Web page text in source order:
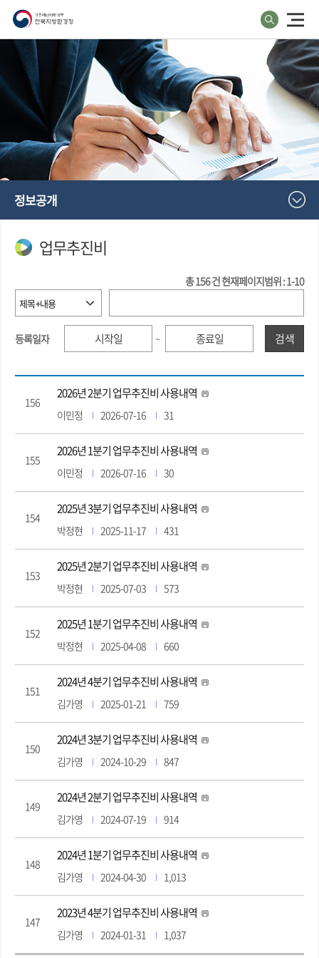
정보공개
업무추진비
총156건현재페이지범위 : 1-10
등록일자 ~ 검색
156
2026년 2분기 업무추진비 사용내역
이민정 2026-07-16 31
155
2026년 1분기 업무추진비 사용내역
이민정 2026-07-16 30
154
2025년 3분기 업무추진비 사용내역
박정현 2025-11-17 431
153
2025년 2분기 업무추진비 사용내역
박정현 2025-07-03 573
152
2025년 1분기 업무추진비 사용내역
박정현 2025-04-08 660
151
2024년 4분기 업무추진비 사용내역
김가영 2025-01-21 759
150
2024년 3분기 업무추진비 사용내역
김가영 2024-10-29 847
149
2024년 2분기 업무추진비 사용내역
김가영 2024-07-19 914
148
2024년 1분기 업무추진비 사용내역
김가영 2024-04-30 1,013
147
2023년 4분기 업무추진비 사용내역
김가영 2024-01-31 1,037